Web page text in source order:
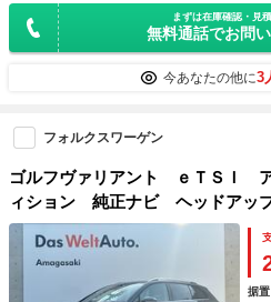
まずは在庫確認・見
無料通話でお問
今あなたの他に3
フォルクスワーゲン
ゴルフヴァリアント ｅＴＳＩ
ィション 純正ナビ ヘッドアッ
ライト バックカメラ レーンチ
イライト ワイヤレス充電 フ
ミックライトアシスト オートラ
据